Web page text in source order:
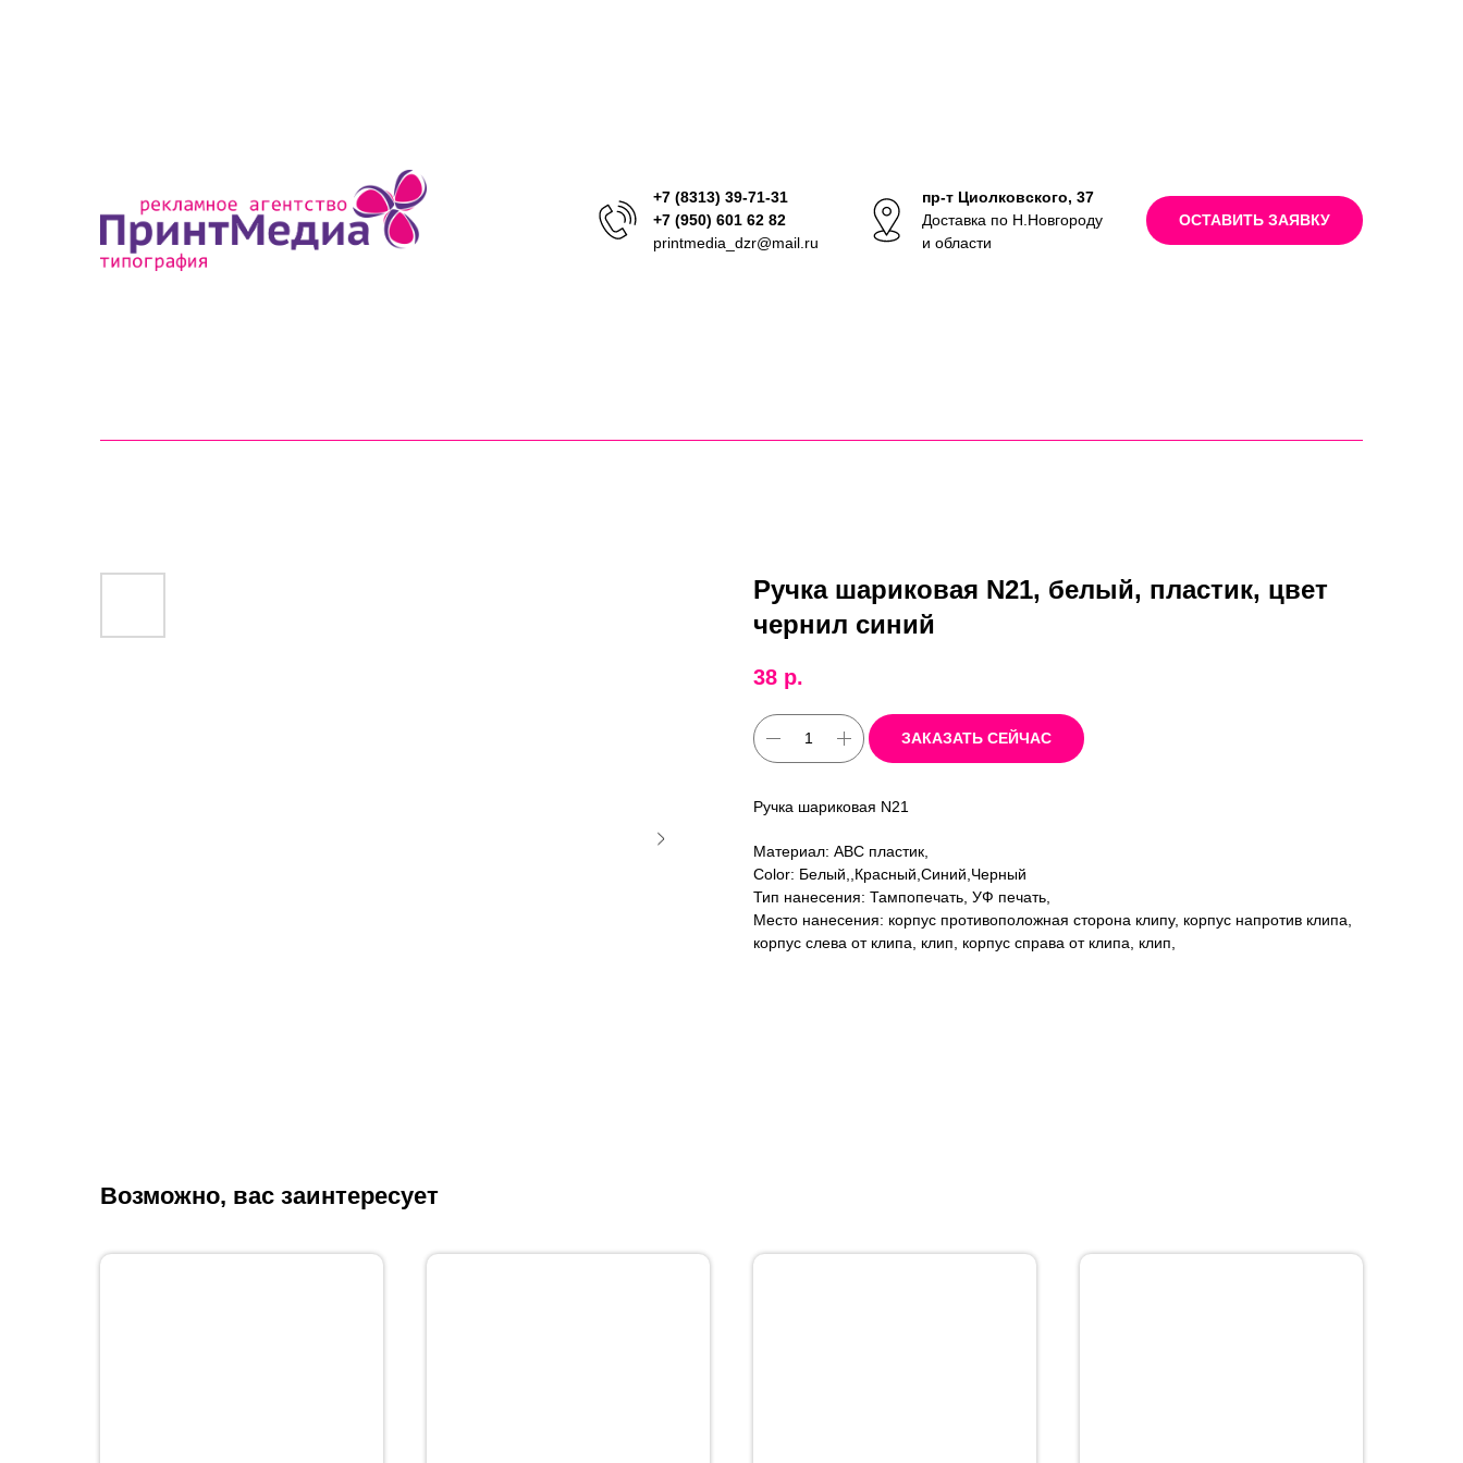
+7 (8313) 39-71-31
+7 (950) 601 62 82
printmedia_dzr@mail.ru
пр-т Циолковского, 37
Доставка по Н.Новгороду
и области
ОСТАВИТЬ ЗАЯВКУ
Ручка шариковая N21, белый, пластик, цвет
чернил синий
38 р.
ЗАКАЗАТЬ СЕЙЧАС
Ручка шариковая N21
Материал: ABC пластик,
Color: Белый,,Красный,Синий,Черный
Тип нанесения: Тампопечать, УФ печать,
Место нанесения: корпус противоположная сторона клипу, корпус напротив клипа,
корпус слева от клипа, клип, корпус справа от клипа, клип,
Возможно, вас заинтересует